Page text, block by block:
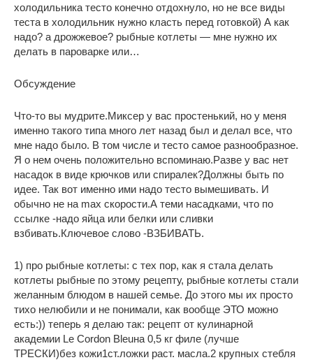
холодильника тесто конечно отдохнуло, но не все виды
теста в холодильник нужно класть перед готовкой) А как
надо? а дрожжевое? рыбные котлеты — мне нужно их
делать в пароварке или…
Обсуждение
Что-то вы мудрите.Миксер у вас простенький, но у меня
именно такого типа много лет назад был и делал все, что
мне надо было. В том числе и тесто самое разнообразное.
Я о нем очень положительно вспоминаю.Разве у вас нет
насадок в виде крючков или спиралек?Должны быть по
идее. Так вот именно ими надо тесто вымешивать. И
обычно не на mаx скорости.А теми насадками, что по
ссылке -надо яйца или белки или сливки
взбивать.Ключевое слово -ВЗБИВАТЬ.
1) про рыбные котлеты: с тех пор, как я стала делать
котлеты рыбные по этому рецепту, рыбные котлеты стали
желанным блюдом в нашей семье. До этого мы их просто
тихо нелюбили и не понимали, как вообще ЭТО можно
есть:)) теперь я делаю так: рецепт от кулинарной
академии Le Cordon Bleuна 0,5 кг филе (лучше
ТРЕСКИ)без кожи1ст.ложки раст. масла.2 крупных стебля